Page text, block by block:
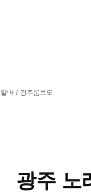
바 / 광주룸보도
광주 노